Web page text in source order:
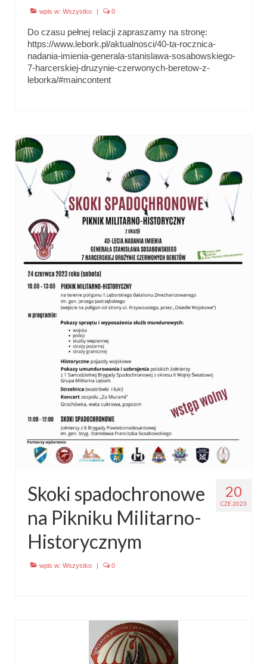
wpis w: Wszystko 0
Do czasu pełnej relacji zapraszamy na stronę:
https://www.lebork.pl/aktualnosci/40-ta-rocznica-
nadania-imienia-generala-stanislawa-sosabowskiego-
7-harcerskiej-druzynie-czerwonych-beretow-z-
leborka/#maincontent
20
CZE 2023
Skoki spadochronowe
na Pikniku Militarno-
Historycznym
wpis w: Wszystko 0